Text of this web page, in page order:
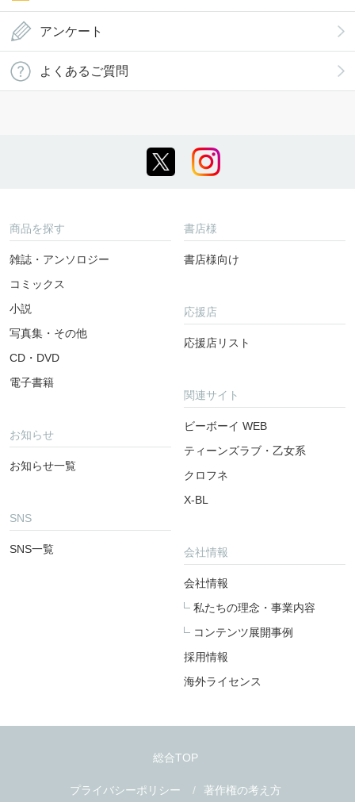
アンケート
よくあるご質問
商品を探す
雑誌・アンソロジー
コミックス
小説
写真集・その他
CD・DVD
電子書籍
お知らせ
お知らせ一覧
SNS
SNS一覧
書店様
書店様向け
応援店
応援店リスト
関連サイト
ビーボーイ WEB
ティーンズラブ・乙女系
クロフネ
X-BL
会社情報
会社情報
私たちの理念・事業内容
コンテンツ展開事例
採用情報
海外ライセンス
総合TOP
プライバシーポリシー 著作権の考え方